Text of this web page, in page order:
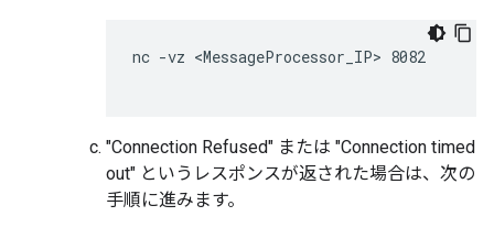
nc -vz <MessageProcessor_IP> 8082
"Connection Refused" または "Connection timed
out" というレスポンスが返された場合は、次の
手順に進みます。